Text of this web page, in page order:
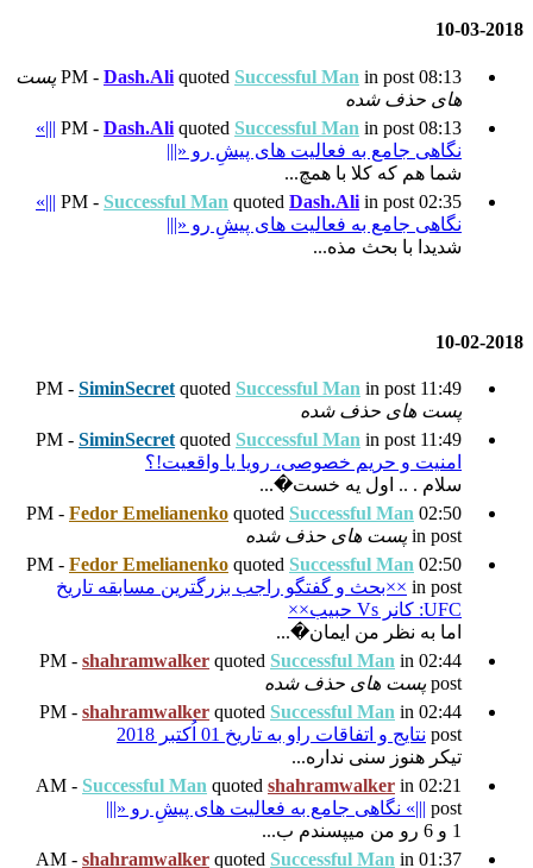
Dash.Aliquoted پست
Dash.Aliquoted
|||»
های پیشِ رو «|||
Successful Man
quoted
|||»
های پیشِ رو «|||
SiminSecretquoted
SiminSecretquoted
رویا یا واقعیت!؟
Fedor Emelianenko
quoted
Fedor Emelianenko
quoted
راجب بزرگترین مسابقه تاریخ
shahramwalkerquoted
shahramwalkerquoted
01 اُکتبر 2018
Successful Manquoted
فعالیت های پیشِ رو «|||
shahramwalkerquoted